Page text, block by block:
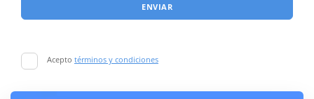
ENVIAR
Acepto términos y condiciones